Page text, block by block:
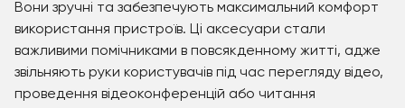
Вони зручні та забезпечують максимальний комфорт
використання пристроїв. Ці аксесуари стали
важливими помічниками в повсякденному житті, адже
звільняють руки користувачів під час перегляду відео,
проведення відеоконференцій або читання